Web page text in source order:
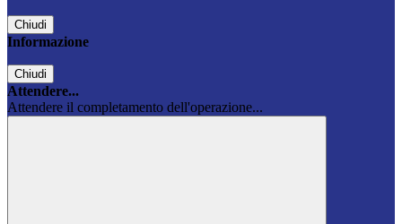
Chiudi
Informazione
Chiudi
Attendere...
Attendere il completamento dell'operazione...